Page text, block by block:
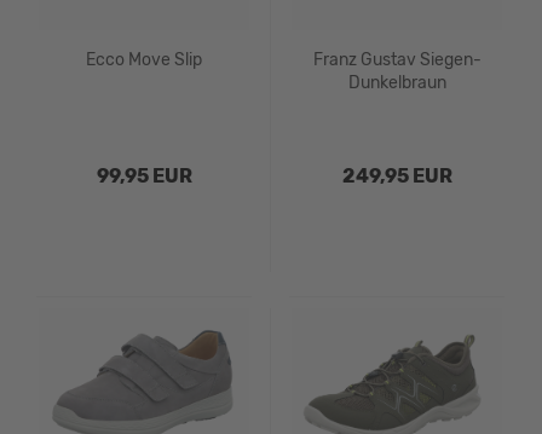
Ecco Move Slip
99,95 EUR
Franz Gustav Siegen-
Dunkelbraun
249,95 EUR